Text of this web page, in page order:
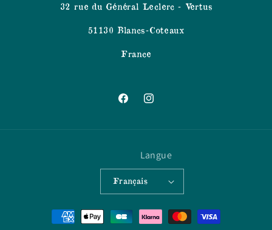
32 rue du Général Leclerc - Vertus
51130 Blancs-Coteaux
France
FacebookInstagram
Langue
Français
Moyens
de